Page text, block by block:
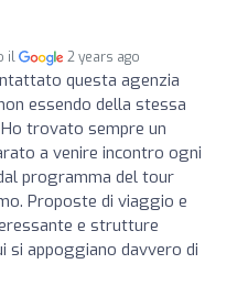
il 2 years ago
questa agenzia
essendo della stessa
trovato sempre un
a venire incontro ogni
programma del tour
Proposte di viaggio e
e strutture
si appoggiano davvero di